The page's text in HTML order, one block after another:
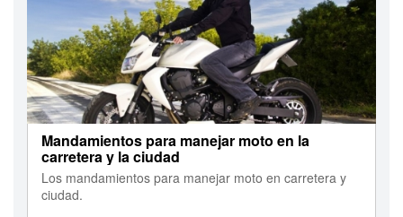
Mandamientos para manejar moto en la
carretera y la ciudad
Los mandamientos para manejar moto en carretera y
ciudad.